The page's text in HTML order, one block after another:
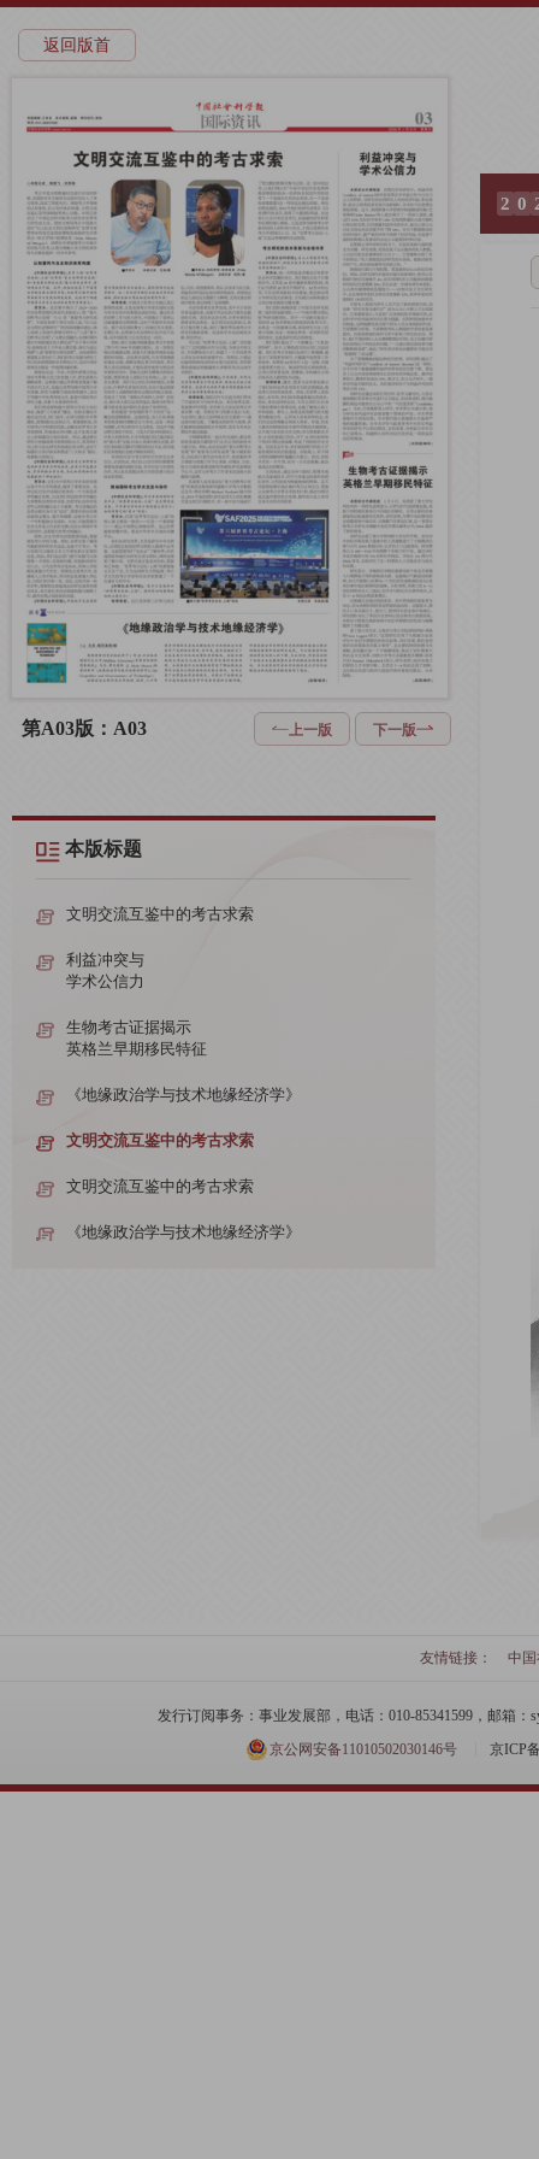
返回版首
第A03版：A03 上一版 下一版
本版标题
文明交流互鉴中的考古求索
利益冲突与
学术公信力
生物考古证据揭示
英格兰早期移民特征
《地缘政治学与技术地缘经济学》
文明交流互鉴中的考古求索
文明交流互鉴中的考古求索
《地缘政治学与技术地缘经济学》
2 0
友情链接： 中
发行订阅事务：事业发展部，电话：010-85341599，邮箱：
京公网安备11010502030146号
京ICP